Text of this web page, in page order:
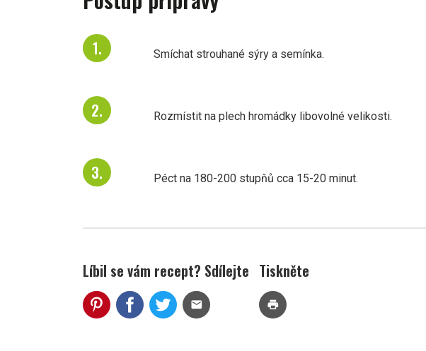
Smíchat strouhané sýry a semínka.
Rozmístit na plech hromádky libovolné velikosti.
Péct na 180-200 stupňů cca 15-20 minut.
Líbil se vám recept? Sdílejte
mail
Tiskněte
print